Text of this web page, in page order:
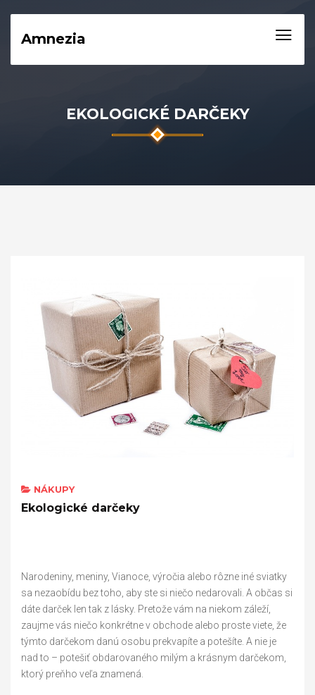
Amnezia
EKOLOGICKÉ DARČEKY
NÁKUPY
Ekologické darčeky
Narodeniny, meniny, Vianoce, výročia alebo rôzne iné sviatky
sa nezaobídu bez toho, aby ste si niečo nedarovali. A občas si
dáte darček len tak z lásky. Pretože vám na niekom záleží,
zaujme vás niečo konkrétne v obchode alebo proste viete, že
týmto darčekom danú osobu prekvapíte a potešíte. A nie je
nad to – potešiť obdarovaného milým a krásnym darčekom,
ktorý preňho veľa znamená.